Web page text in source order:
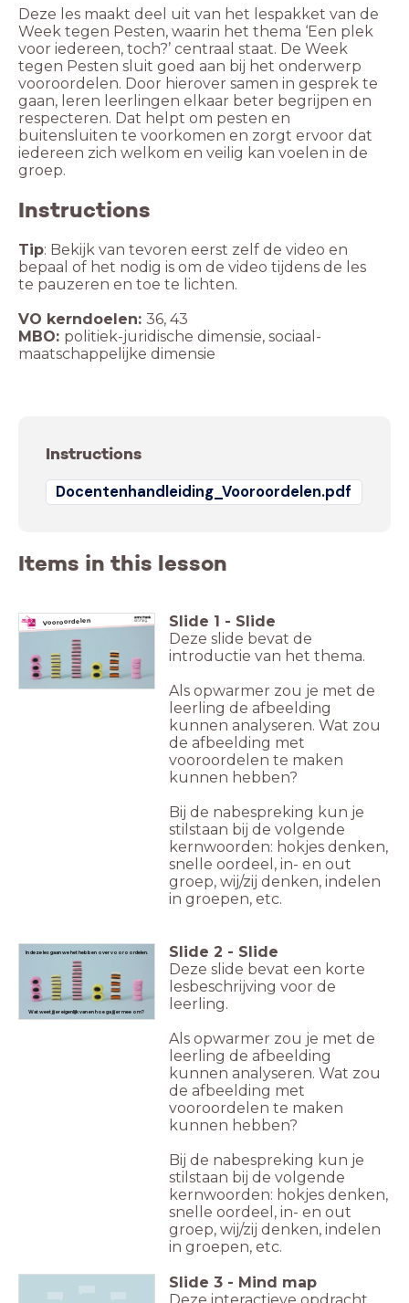
Deze les maakt deel uit van het lespakket van de
Week tegen Pesten, waarin het thema ‘Een plek
voor iedereen, toch?’ centraal staat. De Week
tegen Pesten sluit goed aan bij het onderwerp
vooroordelen. Door hierover samen in gesprek te
gaan, leren leerlingen elkaar beter begrijpen en
respecteren. Dat helpt om pesten en
buitensluiten te voorkomen en zorgt ervoor dat
iedereen zich welkom en veilig kan voelen in de
groep.
Instructions
Tip: Bekijk van tevoren eerst zelf de video en
bepaal of het nodig is om de video tijdens de les
te pauzeren en toe te lichten.
VO kerndoelen:
MBO: politiek-juridische dimensie, sociaal-
Instructions
Docentenhandleiding_Vooroordelen.pdf
Items in this lesson
Vooroordelen Slide 1 - Slide
Deze slide bevat de
introductie van het thema.
Als opwarmer zou je met de
leerling de afbeelding
kunnen analyseren. Wat zou
de afbeelding met
vooroordelen te maken
kunnen hebben?
Bij de nabespreking kun je
stilstaan bij de volgende
kernwoorden: hokjes denken,
snelle oordeel, in- en out
groep, wij/zij denken, indelen
in groepen, etc.
In deze les gaan we het hebben overvooroordelen.
Wat weet jij er eigenlijk van en hoe ga jij er mee om?
Slide 2 - Slide
Deze slide bevat een korte
lesbeschrijving voor de
leerling.
Als opwarmer zou je met de
leerling de afbeelding
kunnen analyseren. Wat zou
de afbeelding met
vooroordelen te maken
kunnen hebben?
Bij de nabespreking kun je
stilstaan bij de volgende
kernwoorden: hokjes denken,
snelle oordeel, in- en out
groep, wij/zij denken, indelen
in groepen, etc.
Slide 3 - Mind map
Deze interactieve opdracht